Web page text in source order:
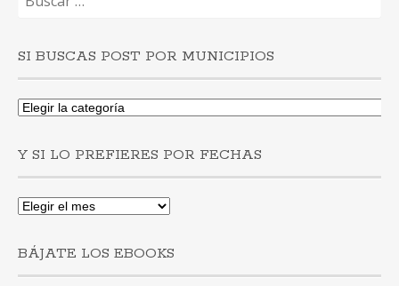
SI BUSCAS POST POR MUNICIPIOS
Si
por
municipios
Y SI LO PREFIERES POR FECHAS
prefieres
por
BÁJATE LOS EBOOKS